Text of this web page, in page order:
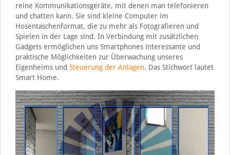
reine Kommunikationsgeräte, mit denen man telefonieren
und chatten kann. Sie sind kleine Computer im
Hosentaschenformat, die zu mehr als Fotografieren und
Spielen in der Lage sind. In Verbindung mit zusätzlichen
Gadgets ermöglichen uns Smartphones interessante und
praktische Möglichkeiten zur Überwachung unseres
Eigenheims und Steuerung der Anlagen. Das Stichwort lautet
Smart Home.